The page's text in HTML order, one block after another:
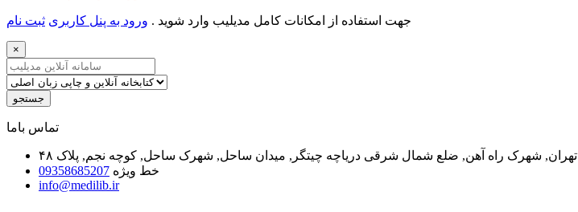
جهت استفاده از امکانات کامل مدیلیب وارد شوید . ورود به پنل کاربری ثبت نام
×
جستجو
ﺗﻤﺎﺱ ﺑﺎﻣﺎ
تهران, شهرک راه آهن, ضلع شمال شرقی دریاچه چیتگر, میدان ساحل, شهرک ساحل, کوچه نجم, پلاک ۴۸
خط ویژه 09358685207
info@medilib.ir